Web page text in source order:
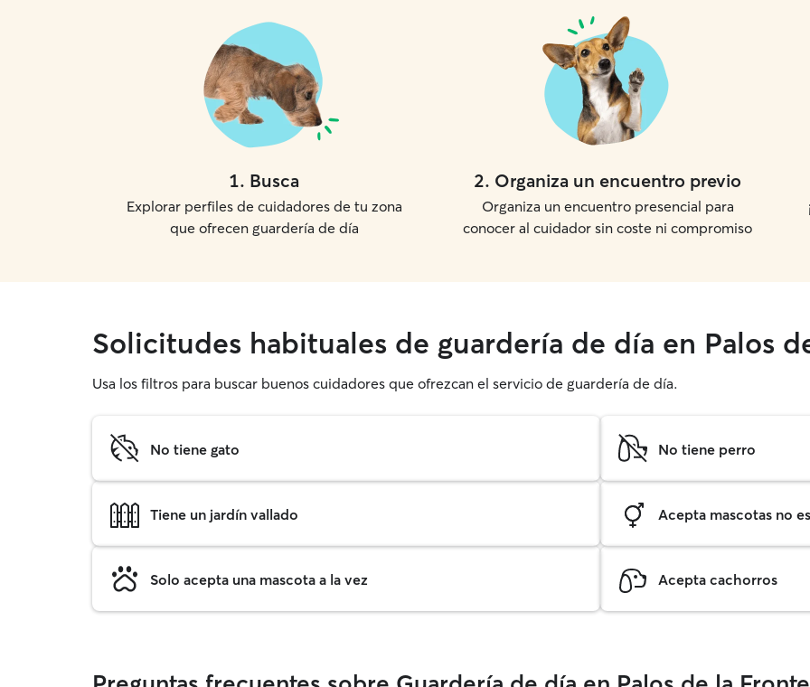
1. Busca
Explorar perfiles de cuidadores de tu zona
que ofrecen guardería de día
2. Organiza un encuentro previo
Organiza un encuentro presencial para
conocer al cuidador sin coste ni compromiso
Solicitudes habituales de guardería de día en Palos
Usa los filtros para buscar buenos cuidadores que ofrezcan el servicio de guardería de día.
No tiene gato No tiene perro
Tiene un jardín vallado Acepta mascotas no
Solo acepta una mascota a la vez Acepta cachorros